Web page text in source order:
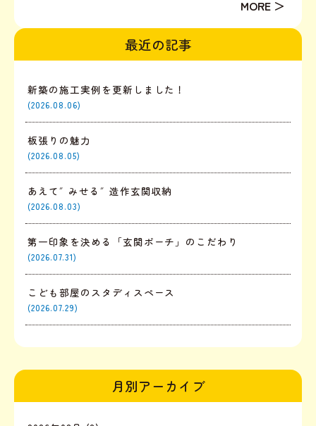
だけ見ると『えっ……めっちゃ狭い………！！！』と
思われることがあります。これ、新築あるある！！平
最近の記事
新築の施工実例を更新しました！
(2026.08.06)
板張りの魅力
(2026.08.05)
あえて″みせる″造作玄関収納
(2026.08.03)
第一印象を決める「玄関ポーチ」のこだわり
(2026.07.31)
こども部屋のスタディスペース
(2026.07.29)
月別アーカイブ